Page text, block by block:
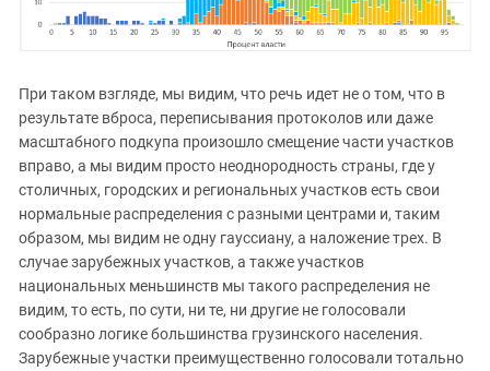
При таком взгляде, мы видим, что речь идет не о том, что в
результате вброса, переписывания протоколов или даже
масштабного подкупа произошло смещение части участков
вправо, а мы видим просто неоднородность страны, где у
столичных, городских и региональных участков есть свои
нормальные распределения с разными центрами и, таким
образом, мы видим не одну гауссиану, а наложение трех. В
случае зарубежных участков, а также участков
национальных меньшинств мы такого распределения не
видим, то есть, по сути, ни те, ни другие не голосовали
сообразно логике большинства грузинского населения.
Зарубежные участки преимущественно голосовали тотально